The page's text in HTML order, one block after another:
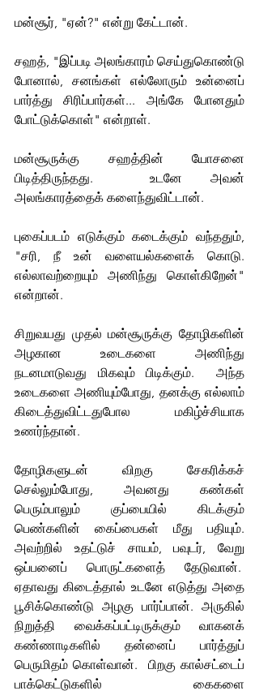
மன்சூர், "ஏன்?" என்று கேட்டான்.
சஹத், "இப்படி அலங்காரம் செய்துகொண்டு
போனால், சனங்கள் எல்லோரும் உன்னைப்
பார்த்து சிரிப்பார்கள்... அங்கே போனதும்
போட்டுக்கொள்" என்றாள்.
மன்சூருக்கு சஹத்தின் யோசனை
பிடித்திருந்தது.  உடனே அவன்
அலங்காரத்தைக் களைந்துவிட்டான்.
புகைப்படம் எடுக்கும் கடைக்கும் வந்ததும்,
"சரி, நீ உன் வளையல்களைக் கொடு.
எல்லாவற்றையும் அணிந்து கொள்கிறேன்"
என்றான்.
சிறுவயது முதல் மன்சூருக்கு தோழிகளின்
அழகான உடைகளை அணிந்து
நடனமாடுவது மிகவும் பிடிக்கும்.  அந்த
உடைகளை அணியும்போது, தனக்கு எல்லாம்
கிடைத்துவிட்டதுபோல மகிழ்ச்சியாக
உணர்ந்தான்.
தோழிகளுடன் விறகு சேகரிக்கச்
செல்லும்போது, அவனது கண்கள்
பெரும்பாலும் குப்பையில் கிடக்கும்
பெண்களின் கைப்பைகள் மீது பதியும்.
அவற்றில் உதட்டுச் சாயம், பவுடர், வேறு
ஒப்பனைப் பொருட்களைத் தேடுவான்.
ஏதாவது கிடைத்தால் உடனே எடுத்து அதை
பூசிக்கொண்டு அழகு பார்ப்பான். அருகில்
நிறுத்தி வைக்கப்பட்டிருக்கும் வாகனக்
கண்ணாடிகளில் தன்னைப் பார்த்துப்
பெருமிதம் கொள்வான்.  பிறகு கால்சட்டைப்
பாக்கெட்டுகளில் கைகளை